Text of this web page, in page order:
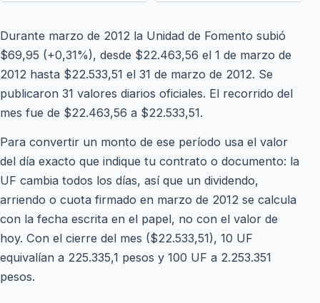
Durante marzo de 2012 la Unidad de Fomento subió
$69,95 (+0,31%), desde $22.463,56 el 1 de marzo de
2012 hasta $22.533,51 el 31 de marzo de 2012. Se
publicaron 31 valores diarios oficiales. El recorrido del
mes fue de $22.463,56 a $22.533,51.
Para convertir un monto de ese período usa el valor
del día exacto que indique tu contrato o documento: la
UF cambia todos los días, así que un dividendo,
arriendo o cuota firmado en marzo de 2012 se calcula
con la fecha escrita en el papel, no con el valor de
hoy. Con el cierre del mes ($22.533,51), 10 UF
equivalían a 225.335,1 pesos y 100 UF a 2.253.351
pesos.